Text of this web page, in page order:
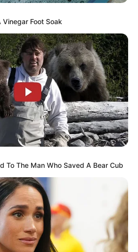
prende 37, cumpre 125 mandados
crianças pelo mundo.
a carne de porco. Conheça os novos
gestantes e recém-nascidos...
da Insalubridade com base
Foot Soak
To The Man Who Saved A Bear Cub